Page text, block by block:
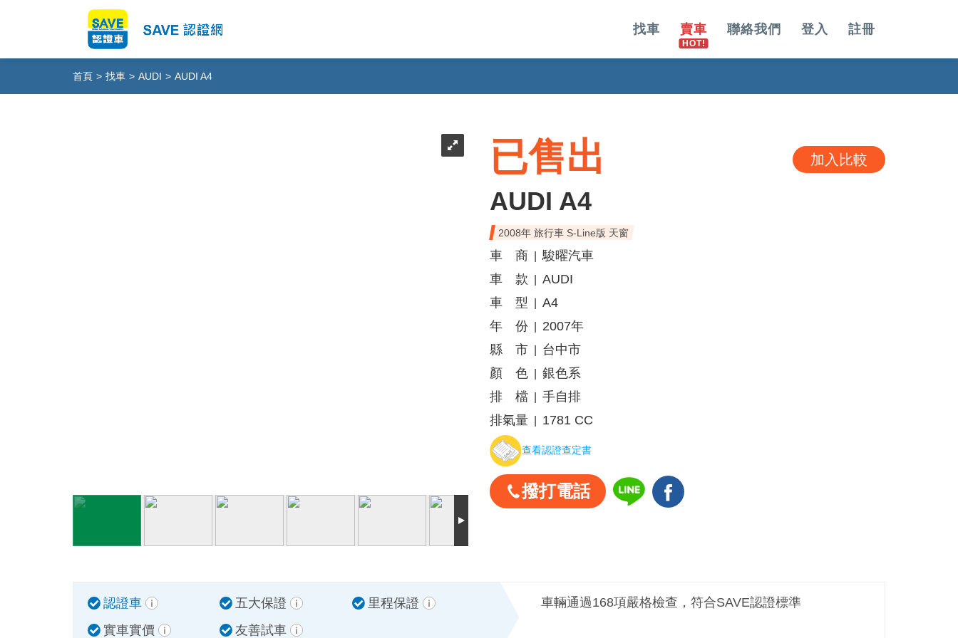
找車 賣車 聯絡我們 登入 註冊
首頁 > 找車 > AUDI > AUDI A4
已售出 加入比較
AUDI A4
2008年 旅行車 S-Line版 天窗
車 商
駿曜汽車
車 款
AUDI
車 型
A4
年 份
2007年
縣 市
台中市
顏 色
銀色系
排 檔
手自排
排氣量
1781 CC
查看認證查定書
撥打電話
認證車 五大保證
里程保證
實車實價
友善試車
車輛通過168項嚴格檢查，符合SAVE認證標準